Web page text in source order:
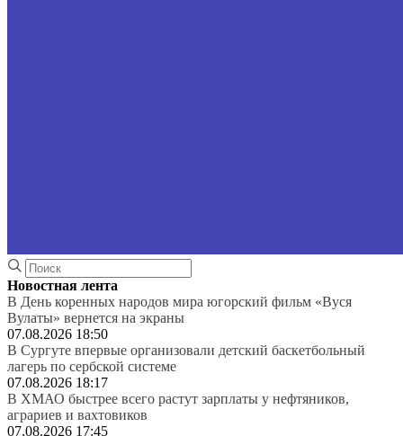
Новостная лента
В День коренных народов мира югорский фильм «Вуся
Вулаты» вернется на экраны
07.08.2026 18:50
В Сургуте впервые организовали детский баскетбольный
лагерь по сербской системе
07.08.2026 18:17
В ХМАО быстрее всего растут зарплаты у нефтяников,
аграриев и вахтовиков
07.08.2026 17:45